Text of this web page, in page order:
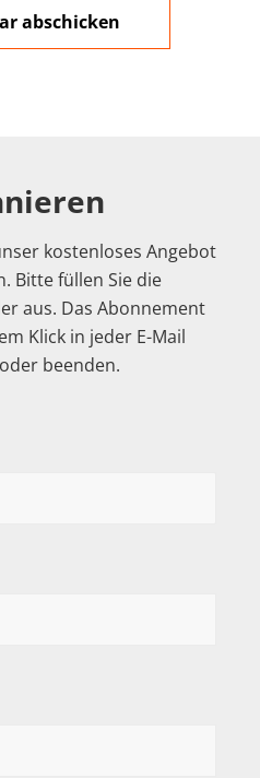
kostenloses Angebot
Bitte füllen Sie die
aus. Das Abonnement
Klick in jeder E-Mail
beenden.